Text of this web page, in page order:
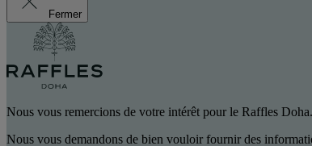
Fermer
Nous vous remercions de votre intérêt pour le Raffles Doha.
Nous vous demandons de bien vouloir fournir des